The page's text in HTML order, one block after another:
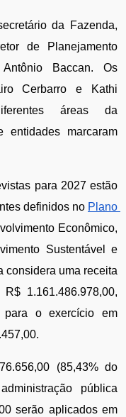
da Fazenda,
de Planejamento
Baccan. Os
Cerbarro e Kathi
áreas da
entidades marcaram
para 2027 estão
definidos no Plano
Econômico,
Sustentável e
considera uma receita
1.161.486.978,00,
para o exercício em
(85,43% do
pública
serão aplicados em